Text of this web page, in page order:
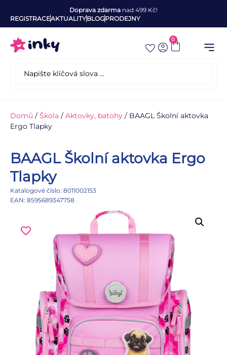
Doprava zdarma nad 499 Kč!
REGISTRACEAKTUALITYBLOGPRODEJNY
0
Domů / Škola / Aktovky, batohy / BAAGL Školní aktovka
Ergo Tlapky
BAAGL Školní aktovka Ergo
Tlapky
Katalogové číslo: 8011002153
EAN: 8595689347758